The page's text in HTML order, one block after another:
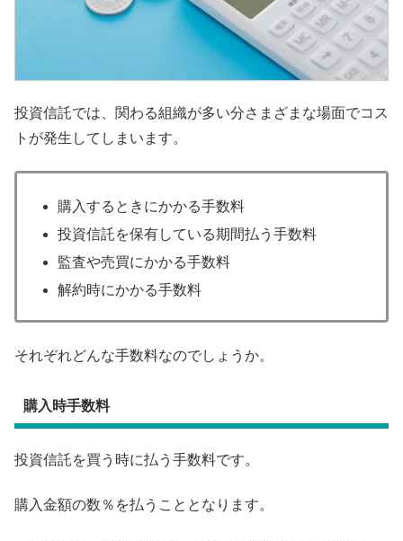
投資信託では、関わる組織が多い分さまざまな場面でコス
トが発生してしまいます。
購入するときにかかる手数料
投資信託を保有している期間払う手数料
監査や売買にかかる手数料
解約時にかかる手数料
それぞれどんな手数料なのでしょうか。
購入時手数料
投資信託を買う時に払う手数料です。
購入金額の数％を払うこととなります。